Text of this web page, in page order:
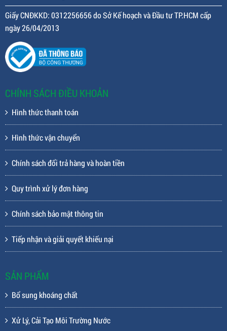
Giấy CNĐKKD: 0312256656 do Sở Kế hoạch và Đầu tư TP.HCM cấp
ngày 26/04/2013
CHÍNH SÁCH ĐIỀU KHOẢN
Hình thức thanh toán
Hình thức vận chuyển
Chính sách đổi trả hàng và hoàn tiền
Quy trình xử lý đơn hàng
Chính sách bảo mật thông tin
Tiếp nhận và giải quyết khiếu nại
SẢN PHẨM
Bổ sung khoáng chất
Xử Lý, Cải Tạo Môi Trường Nước